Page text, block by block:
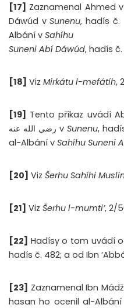
[17] Zaznamenal Ahmed v
Dáwúd vSunenu, hadís č.
Albání v Sahíhu
Suneni Abí Dáwúd, hadís č.
[18] Viz Mirkátu l-mefátíh,
[19] Tento příkaz uvádí
رضي الله عنه v Sunenu,
al-Albání v Sahíhu Suneni
[20] Viz Šerhu Sahíhi
[21] Viz Šerhu l-mumti’, 2/
[22] Hadísy o tom uvádí
hadís č. 482; a od Ibn
[23] Zaznamenal Ibn
hasan ho ocenil al-